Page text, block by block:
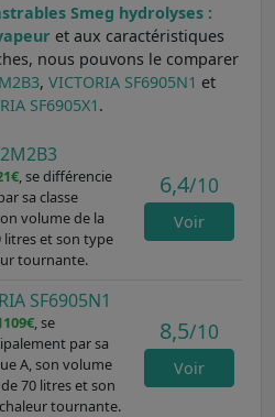
Smeg hydrolyses :
et aux caractéristiques
nous pouvons le comparer
, VICTORIA SF6905N1 et
SF6905X1 .
, se différencie
sa classe
volume de la
litres et son type
tournante.
6,4/10
Voir
SF6905N1
, se
par sa
A, son volume
70 litres et son
tournante.
8,5/10
Voir